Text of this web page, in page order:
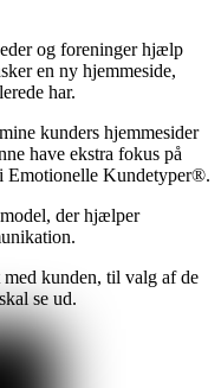
og foreninger hjælp
en ny hjemmeside,
har.
kunders hjemmesider
have ekstra fokus på
i Emotionelle Kundetyper®.
der hjælper
kunden, til valg af de
se ud.